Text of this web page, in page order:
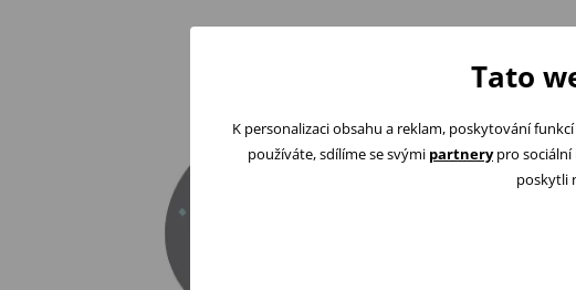
Tato
K personalizaci obsahu a reklam, poskytování
používáte, sdílíme se svými partnerypro sociální
poskytli